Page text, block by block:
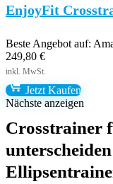
EnjoyFit
Beste Angebot auf:
249,80 €
Jetzt Kaufen
Nächste anzeigen
Crosstrainer